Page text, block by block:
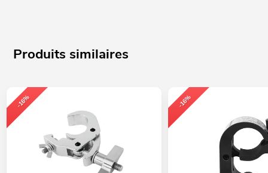
Produits similaires
-16% -16%